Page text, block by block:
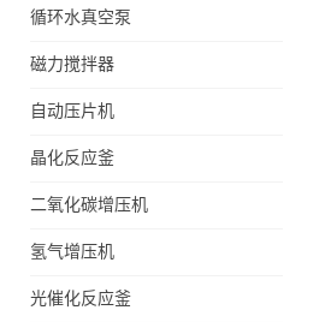
循环水真空泵
磁力搅拌器
自动压片机
晶化反应釜
二氧化碳增压机
氢气增压机
光催化反应釜